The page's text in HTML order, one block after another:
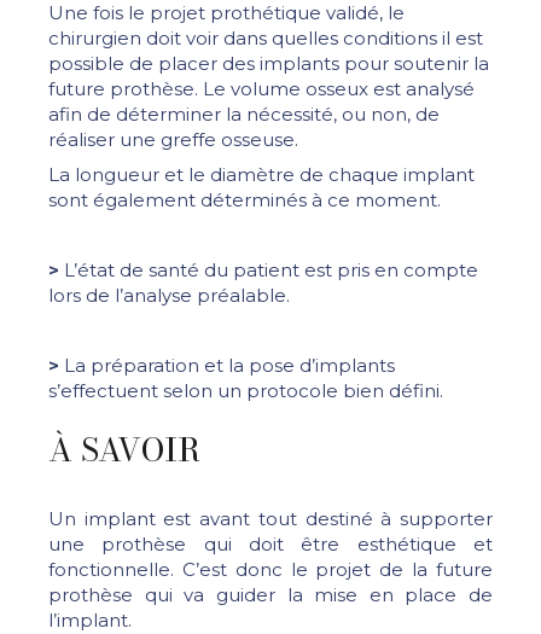
Une fois le projet prothétique validé, le
chirurgien doit voir dans quelles conditions il est
possible de placer des implants pour soutenir la
future prothèse. Le volume osseux est analysé
afin de déterminer la nécessité, ou non, de
réaliser une greffe osseuse.
La longueur et le diamètre de chaque implant
sont également déterminés à ce moment.
> L’état de santé du patient est pris en compte
lors de l’analyse préalable.
> La préparation et la pose d’implants
s’effectuent selon un protocole bien défini.
À SAVOIR
Un implant est avant tout destiné à supporter
une prothèse qui doit être esthétique et
fonctionnelle. C’est donc le projet de la future
prothèse qui va guider la mise en place de
l’implant.